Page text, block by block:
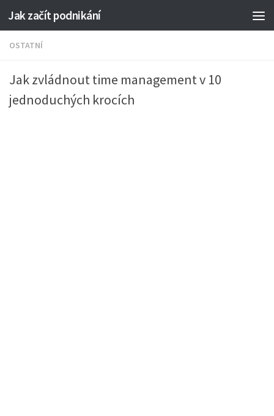
Jak začít podnikání
OSTATNÍ
Jak zvládnout time management v 10
jednoduchých krocích